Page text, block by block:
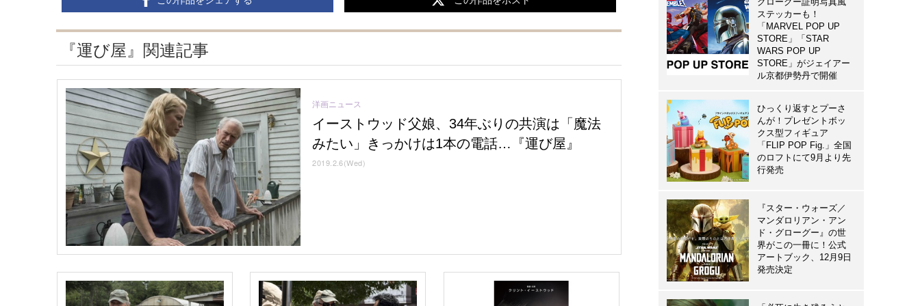
『運び屋』関連記事
洋画ニュース
イーストウッド父娘、34年ぶりの共演は「魔法
みたい」きっかけは1本の電話…『運び屋』
2019.2.6(Wed)
ステッカーも！
「MARVEL POP UP
STORE」「STAR
WARS POP UP
STORE」がジェイアー
ル京都伊勢丹で開催
ひっくり返すとプーさ
んが！プレゼントボッ
クス型フィギュア
「FLIP POP Fig.」全国
のロフトにて9月より先
行発売
『スター・ウォーズ／
マンダロリアン・アン
ド・グローグー』の世
界がこの一冊に！公式
アートブック、12月9日
発売決定